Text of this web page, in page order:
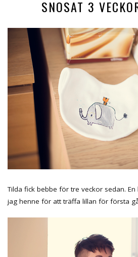
SNOSAT 3
Tilda fick bebbe för tre veckor sedan.
jag henne för att träffa lillan för första